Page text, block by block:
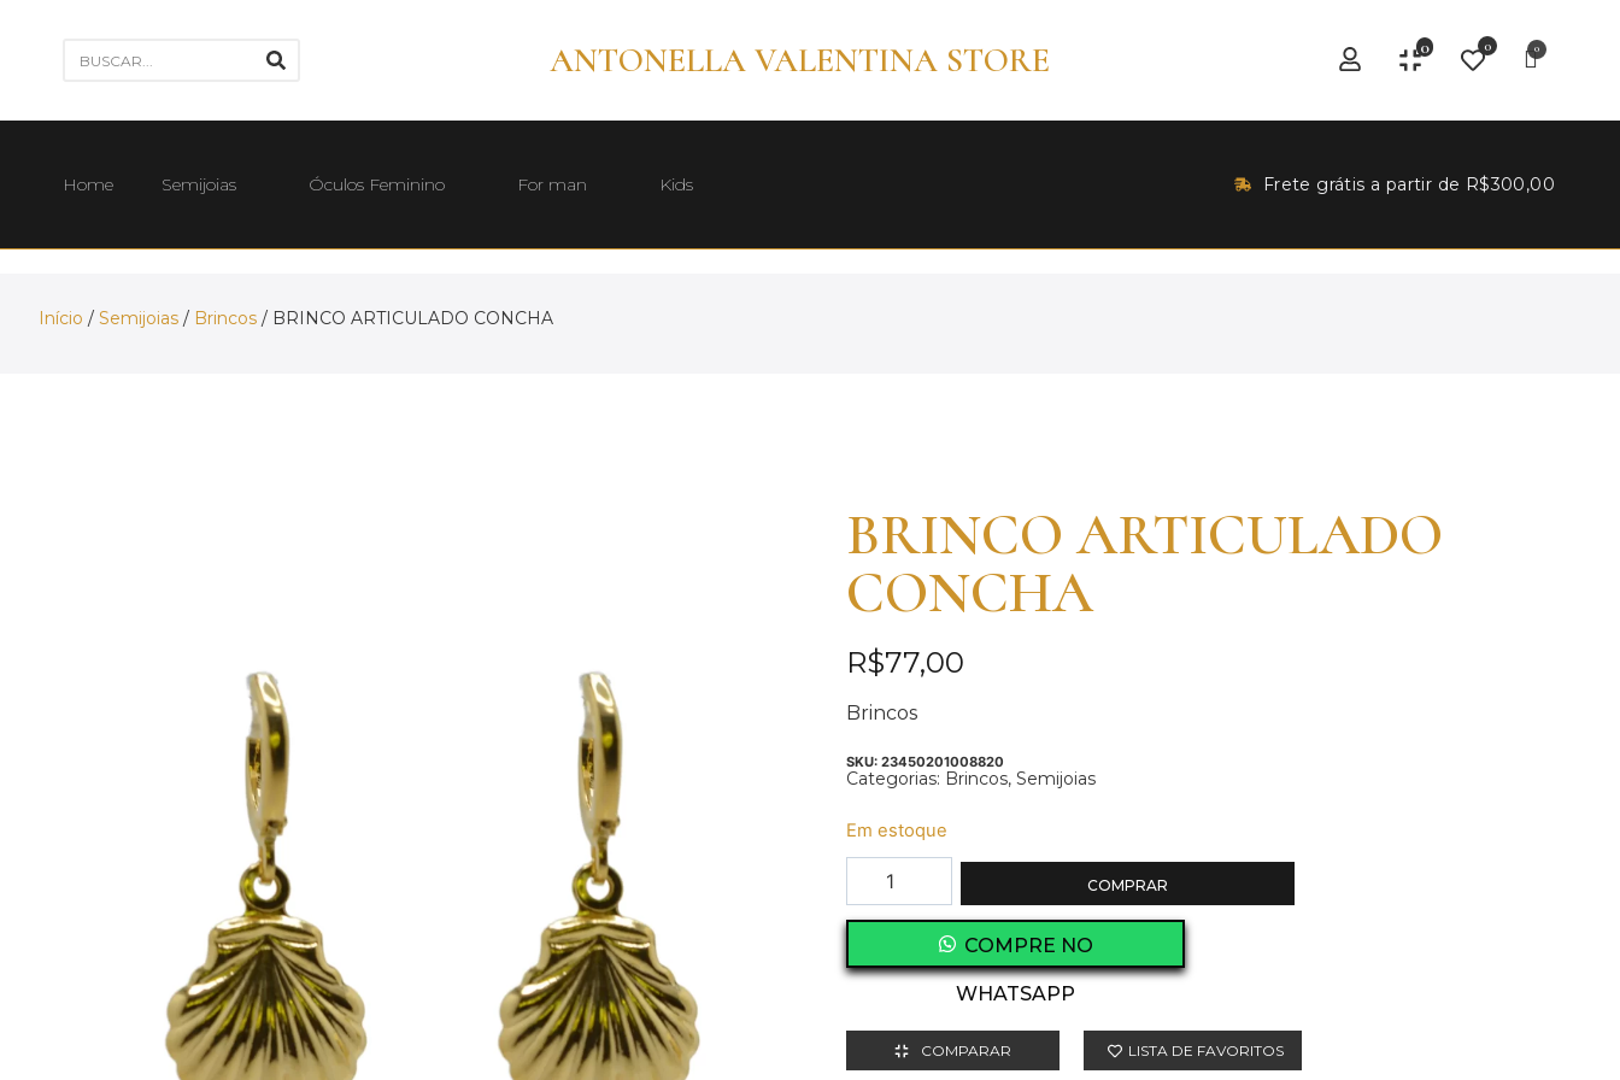
ANTONELLA VALENTINA STORE 0 0
Home Semijoias Óculos Feminino For man Kids Frete grátis a partir de R$300,00
Início / Semijoias / Brincos / BRINCO ARTICULADO CONCHA
BRINCO ARTICULADO
CONCHA
R$77,00
Brincos
SKU: 23450201008820
Categorias: Brincos, Semijoias
Em estoque
COMPRAR
COMPRE NO
WHATSAPP
COMPARAR LISTA DE FAVORITOS